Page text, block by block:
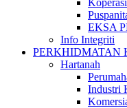
Koperasi
EKSA
Info Integriti
PERKHIDMATAN
Hartanah
Industri